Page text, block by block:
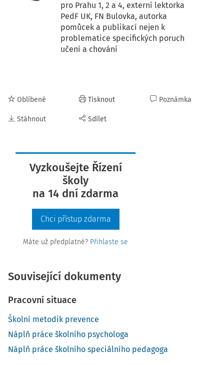
pro Prahu 1, 2 a 4, externí lektorka
PedF UK, FN Bulovka, autorka
pomůcek a publikací nejen k
problematice specifických poruch
učení a chování
Oblíbené
Stáhnout
Tisknout
Sdílet
Poznámka
Vyzkoušejte Řízení
školy
na 14 dní zdarma
Chci přístup zdarma
Máte už předplatné? Přihlaste se
Související dokumenty
Pracovní situace
Školní metodik prevence
Náplň práce školního psychologa
Náplň práce školního speciálního pedagoga